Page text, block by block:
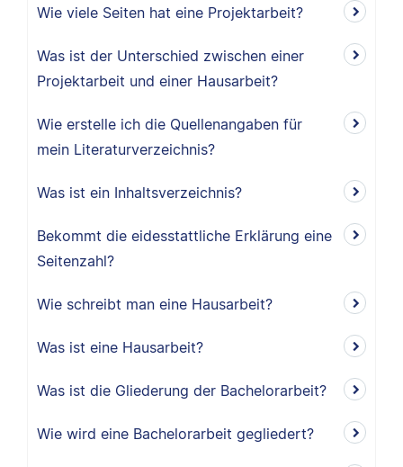
Wie viele Seiten hat eine Projektarbeit?
Was ist der Unterschied zwischen einer
Projektarbeit und einer Hausarbeit?
Wie erstelle ich die Quellenangaben für
mein Literaturverzeichnis?
Was ist ein Inhaltsverzeichnis?
Bekommt die eidesstattliche Erklärung eine
Seitenzahl?
Wie schreibt man eine Hausarbeit?
Was ist eine Hausarbeit?
Was ist die Gliederung der Bachelorarbeit?
Wie wird eine Bachelorarbeit gegliedert?